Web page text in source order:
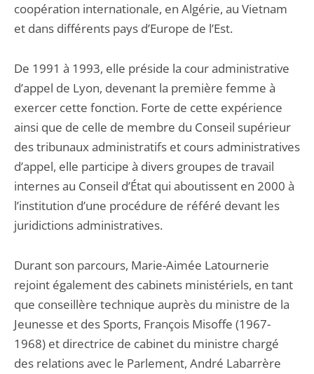
coopération internationale, en Algérie, au Vietnam
et dans différents pays d’Europe de l’Est.
De 1991 à 1993, elle préside la cour administrative
d’appel de Lyon, devenant la première femme à
exercer cette fonction. Forte de cette expérience
ainsi que de celle de membre du Conseil supérieur
des tribunaux administratifs et cours administratives
d’appel, elle participe à divers groupes de travail
internes au Conseil d’État qui aboutissent en 2000 à
l’institution d’une procédure de référé devant les
juridictions administratives.
Durant son parcours, Marie-Aimée Latournerie
rejoint également des cabinets ministériels, en tant
que conseillère technique auprès du ministre de la
Jeunesse et des Sports, François Misoffe (1967-
1968) et directrice de cabinet du ministre chargé
des relations avec le Parlement, André Labarrère